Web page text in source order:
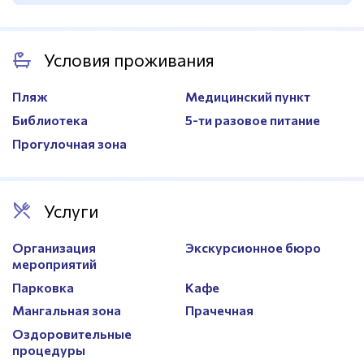
Волейбольная сетка
Есть
Условия проживания
Пляж
Медицинский пункт
Библиотека
5-ти разовое питание
Прогулочная зона
Услуги
Организация
мероприятий
Экскурсионное бюро
Парковка
Кафе
Мангальная зона
Прачечная
Оздоровительные
процедуры